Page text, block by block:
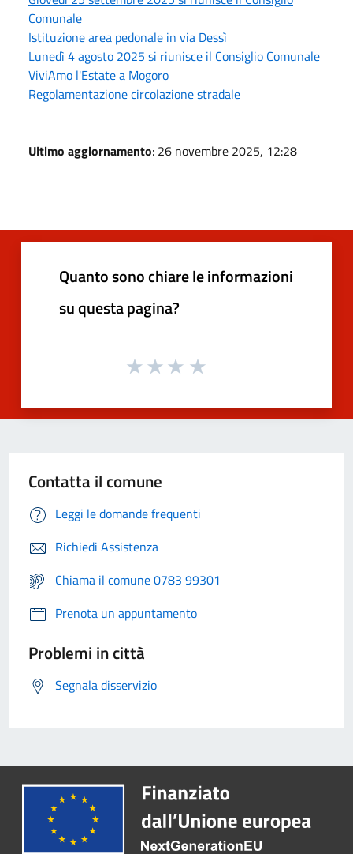
Comunale
Istituzione area pedonale in via Dessì
Lunedì 4 agosto 2025 si riunisce il Consiglio Comunale
ViviAmo l'Estate a Mogoro
Regolamentazione circolazione stradale
Ultimo aggiornamento: 26 novembre 2025, 12:28
Quanto sono chiare le informazioni
su questa pagina?
Contatta il comune
Leggi le domande frequenti
Richiedi Assistenza
Chiama il comune 0783 99301
Prenota un appuntamento
Problemi in città
Segnala disservizio